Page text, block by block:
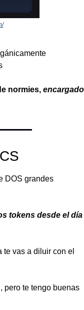
normies, encargado
DOS grandes
tokens desde el día
vas a diluir con el
pero te tengo buenas